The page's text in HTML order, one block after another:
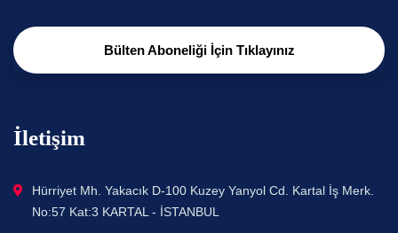
Bülten Aboneliği İçin Tıklayınız
İletişim
Hürriyet Mh. Yakacık D-100 Kuzey Yanyol Cd. Kartal İş Merk.
No:57 Kat:3 KARTAL - İSTANBUL